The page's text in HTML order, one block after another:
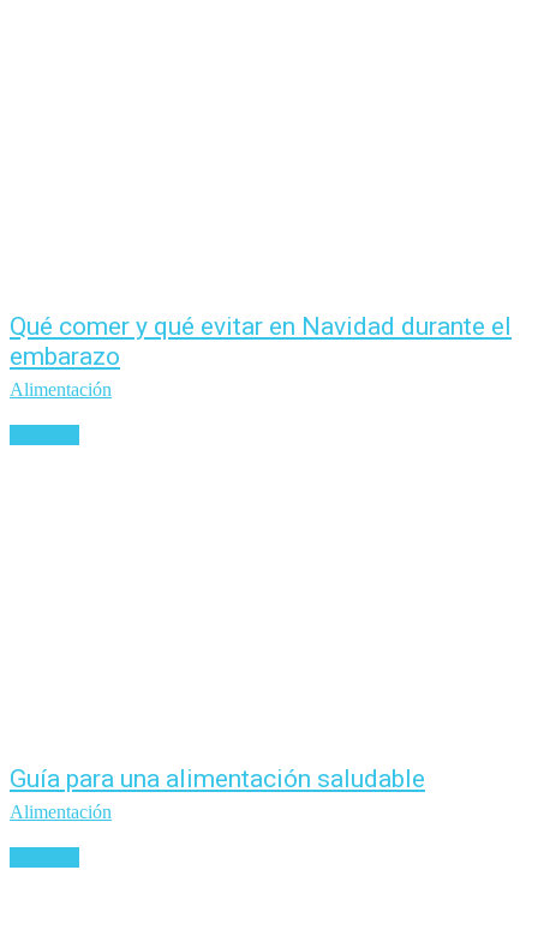
Qué comer y qué evitar en Navidad durante el
embarazo
Alimentación
Guía para una alimentación saludable
Alimentación